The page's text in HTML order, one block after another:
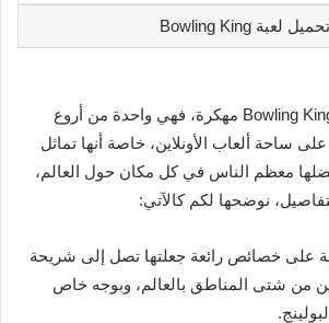
تحميل لعبة Bowling King
ننصحك بتحميل لعبة Bowling King مهكرة، فهي واحدة من أروع
ساحة ألعاب الأونلاين، خاصة أنها تماثل
معظم الناس في كل مكان حول العالم،
نوضحها لكم كالآتي:
على خصائص رائعة جعلتها تصل إلى شريحة
من شتى المناطق بالعالم، وبوجه خاص